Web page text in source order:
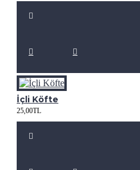
İçli Köfte
25,00TL